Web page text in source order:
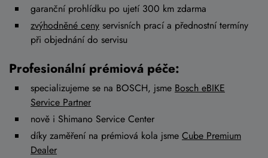
garanční prohlídku po ujetí 300 km zdarma
zvýhodněné ceny servisních prací a přednostní termíny
při objednání do servisu
Profesionální prémiová péče:
specializujeme se na BOSCH, jsme Bosch eBIKE
Service Partner
nově i Shimano Service Center
díky zaměření na prémiová kola jsme Cube Premium
Dealer